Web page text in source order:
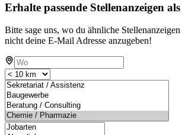
Erhalte passende Stellenanzeigen
Bitte sage uns, wo du ähnliche
nicht deine E-Mail Adresse anzugeben!